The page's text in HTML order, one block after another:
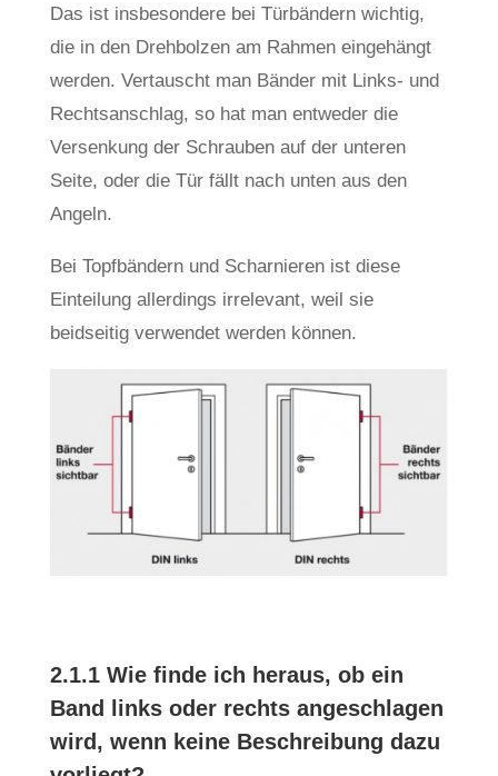
Das ist insbesondere bei Türbändern wichtig,
die in den Drehbolzen am Rahmen eingehängt
werden. Vertauscht man Bänder mit Links- und
Rechtsanschlag, so hat man entweder die
Versenkung der Schrauben auf der unteren
Seite, oder die Tür fällt nach unten aus den
Angeln.
Bei Topfbändern und Scharnieren ist diese
Einteilung allerdings irrelevant, weil sie
beidseitig verwendet werden können.
2.1.1 Wie finde ich heraus, ob ein
Band links oder rechts angeschlagen
wird, wenn keine Beschreibung dazu